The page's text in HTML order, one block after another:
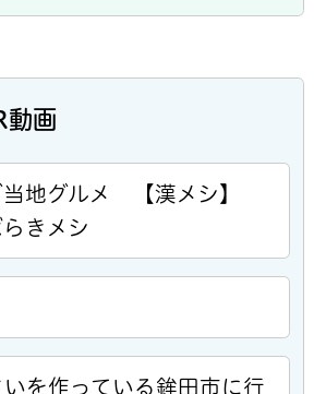
動画
当地グルメ 【漢メシ】
きメシ
いを作っている鉾田市に行